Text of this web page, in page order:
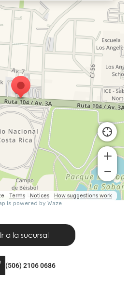
(506) 2106 0686
Ir a la sucursal